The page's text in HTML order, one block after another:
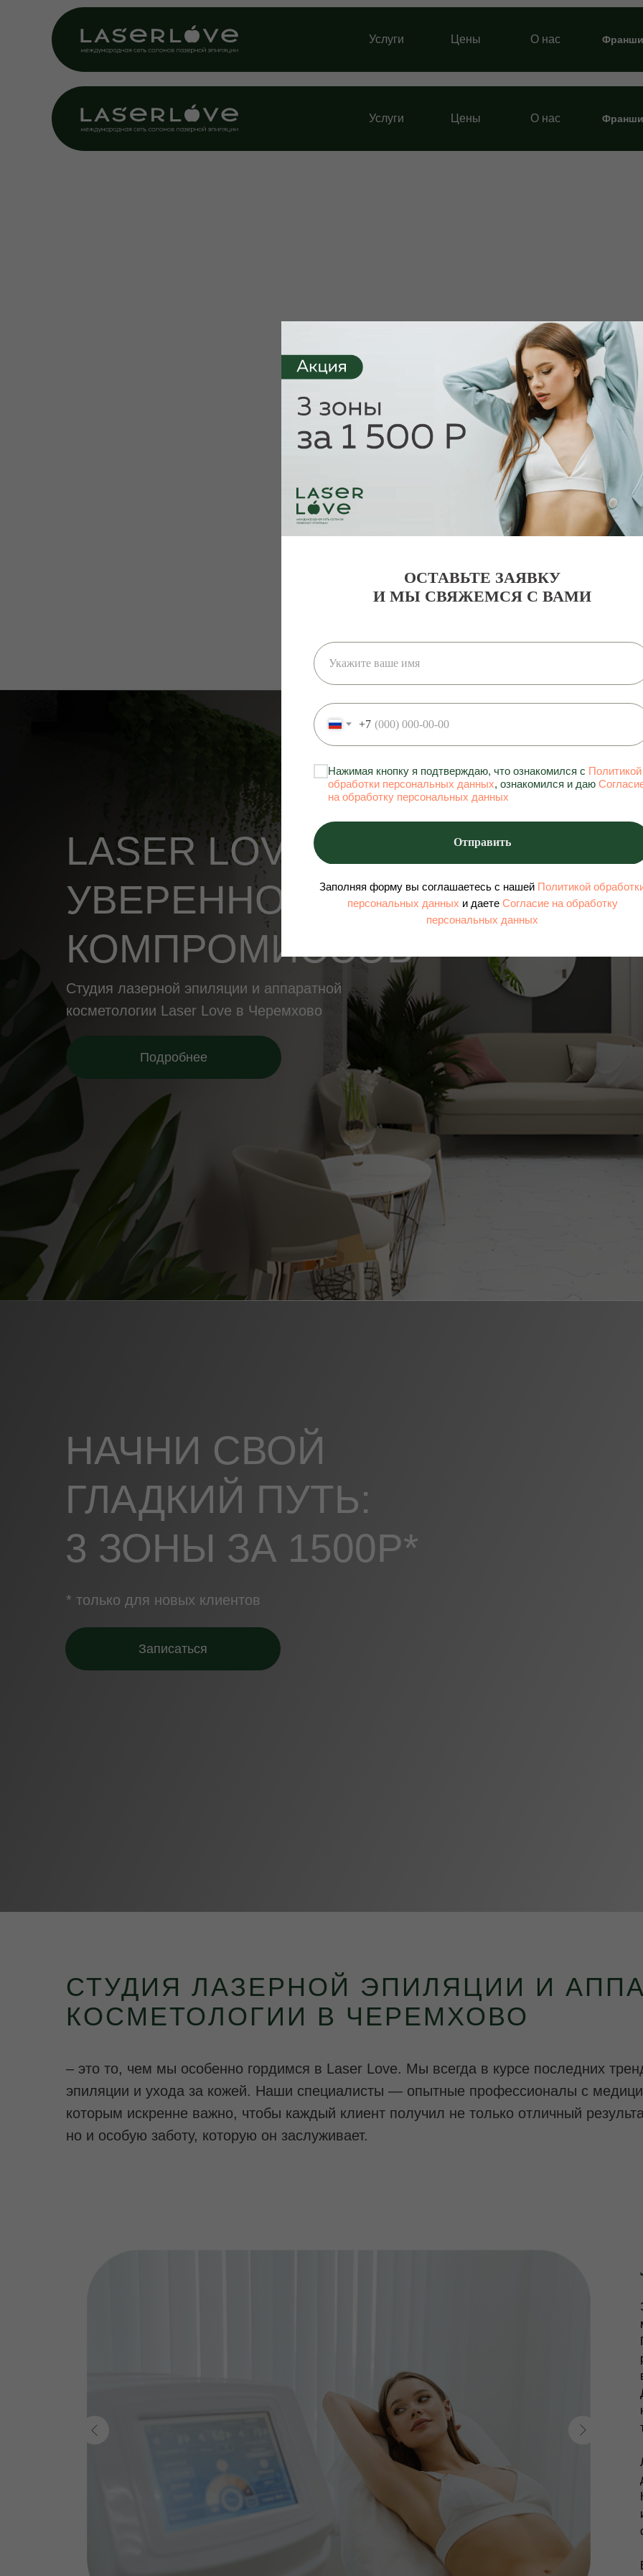
Цены О нас
Услуги
Услуги О нас
Цены
Студия лазерной эпиляции и аппаратной
косметологии Laser Love в Черемхово
LASER LOVE — ВАША
УВЕРЕННОСТЬ БЕЗ
КОМПРОМИССОВ
Подробнее
* только для новых клиентов
НАЧНИ СВОЙ
ГЛАДКИЙ ПУТЬ:
3 ЗОНЫ ЗА 1500Р*
Записаться
СТУДИЯ ЛАЗЕРНОЙ ЭПИЛЯЦИИ И
КОСМЕТОЛОГИИ В ЧЕРЕМХОВО
– это то, чем мы особенно гордимся в Laser Love. Мы всегда в курсе последних
эпиляции и ухода за кожей. Наши специалисты — опытные профессионалы с
которым искренне важно, чтобы каждый клиент получил не только отличный
но и особую заботу, которую он заслуживает.
ОСТАВЬТЕ ЗАЯВКУ
И МЫ СВЯЖЕМСЯ С ВАМИ
+7
Нажимая кнопку я подтверждаю, что ознакомился с Политикой
обработки персональных данных, ознакомился и даю
на обработку персональных данных
Отправить
Заполняя форму вы соглашаетесь с нашей Политикой
персональных данных и даете Согласие на обработку
персональных данных